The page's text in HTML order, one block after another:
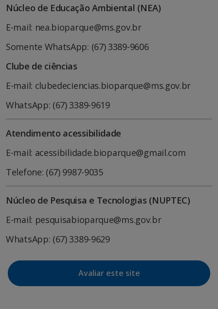
Núcleo de Educação Ambiental (NEA)
E-mail: nea.bioparque@ms.gov.br
Somente WhatsApp: (67) 3389-9606
Clube de ciências
E-mail: clubedeciencias.bioparque@ms.gov.br
WhatsApp: (67) 3389-9619
Atendimento acessibilidade
E-mail: acessibilidade.bioparque@gmail.com
Telefone: (67) 9987-9035
Núcleo de Pesquisa e Tecnologias (NUPTEC)
E-mail: pesquisabioparque@ms.gov.br
WhatsApp: (67) 3389-9629
Avaliar este site